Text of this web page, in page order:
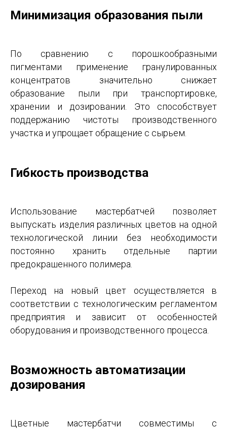
Минимизация образования пыли
По сравнению с порошкообразными
пигментами применение гранулированных
концентратов значительно снижает
образование пыли при транспортировке,
хранении и дозировании. Это способствует
поддержанию чистоты производственного
участка и упрощает обращение с сырьем.
Гибкость производства
Использование мастербатчей позволяет
выпускать изделия различных цветов на одной
технологической линии без необходимости
постоянно хранить отдельные партии
предокрашенного полимера.
Переход на новый цвет осуществляется в
соответствии с технологическим регламентом
предприятия и зависит от особенностей
оборудования и производственного процесса.
Возможность автоматизации
дозирования
Цветные мастербатчи совместимы с